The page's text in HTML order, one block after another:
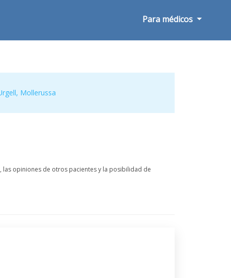
Para médicos
, Mollerussa
opiniones de otros pacientes y la posibilidad de